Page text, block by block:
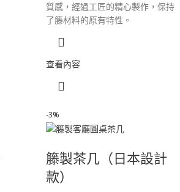
質感，經過工匠的精心製作，保持
了籐材料的原有特性。
查看內容
-3%
籐製茶几（日本設計
款）